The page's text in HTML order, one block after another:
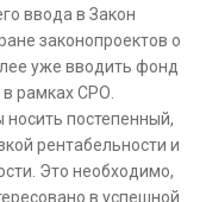
ввода в Закон
законопроектов о
уже вводить фонд
рамках СРО.
постепенный,
рентабельности и
Это необходимо,
в успешной